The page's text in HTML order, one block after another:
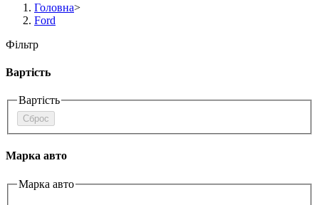
Головна>
Ford
Фільтр
Вартість
Вартість
Сброс
Марка авто
Марка авто